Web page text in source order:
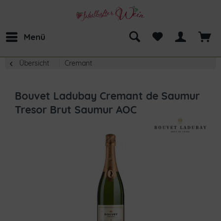
Menü
Übersicht Cremant
Bouvet Ladubay Cremant de Saumur
Tresor Brut Saumur AOC